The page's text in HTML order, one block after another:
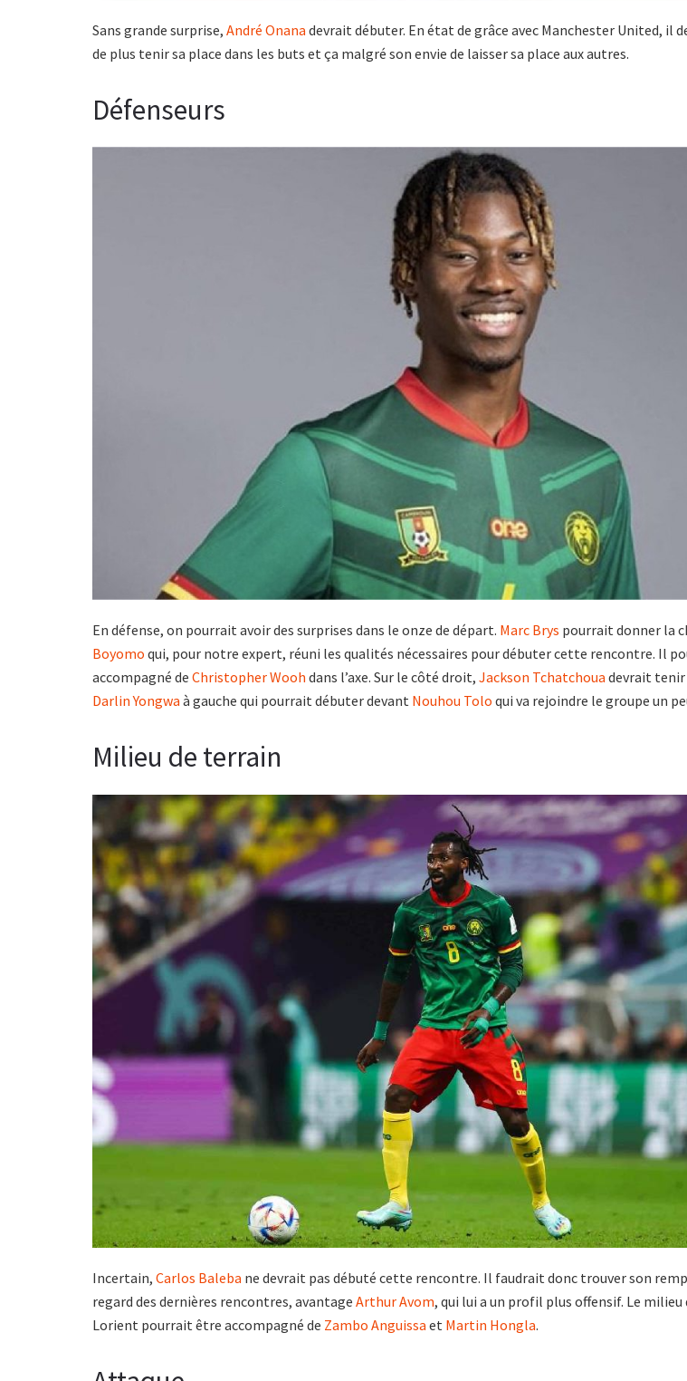
Sans grande surprise, André Onana devrait débuter. En état de grâce avec Manchester United, il
de plus tenir sa place dans les buts et ça malgré son envie de laisser sa place aux autres.
Défenseurs
En défense, on pourrait avoir des surprises dans le onze de départ. Marc Brys pourrait donner la
Boyomo qui, pour notre expert, réuni les qualités nécessaires pour débuter cette rencontre. Il
accompagné de Christopher Wooh dans l’axe. Sur le côté droit, Jackson Tchatchoua devrait tenir
Darlin Yongwa à gauche qui pourrait débuter devant Nouhou Tolo qui va rejoindre le groupe un
Milieu de terrain
Incertain, Carlos Baleba ne devrait pas débuté cette rencontre. Il faudrait donc trouver son
regard des dernières rencontres, avantage Arthur Avom, qui lui a un profil plus offensif. Le milieu
Lorient pourrait être accompagné de Zambo Anguissa et Martin Hongla.